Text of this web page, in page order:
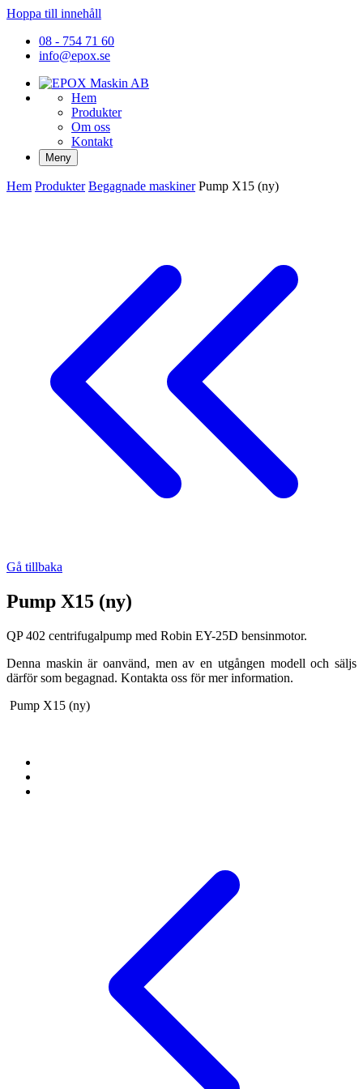
Hoppa till innehåll
08 - 754 71 60
info@epox.se
Hem
Produkter
Om oss
Kontakt
Meny
Hem Produkter Begagnade maskiner Pump X15 (ny)
Gå tillbaka
Pump X15 (ny)
QP 402 centrifugalpump med Robin EY-25D bensinmotor.
Denna maskin är oanvänd, men av en utgången modell och säljs
därför som begagnad. Kontakta oss för mer information.
Pump X15 (ny)